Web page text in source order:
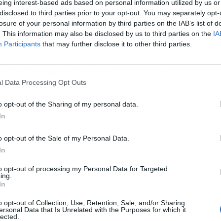
interest-based ads based on personal information utilized by us
to third parties prior to your opt-out. You may separately
of your personal information by third parties on the IAB’s list of
This information may also be disclosed by us to third parties on the
Participants that may further disclose it to other third parties.
Data Processing Opt Outs
opt-out of the Sharing of my personal data.
opt-out of the Sale of my Personal Data.
opt-out of processing my Personal Data for Targeted
opt-out of Collection, Use, Retention, Sale, and/or Sharing
Data that Is Unrelated with the Purposes for which it
York, Los Ángeles, Londres o París,Nathy
las artistas más influyentes y vanguardistas de
la cantante también se presentará en México y
presencia escénica arrolladora que la ha
Cada una de sus actuaciones es un
vocal, donde conviven el rap, la salsa, el
etiquetas.
aún más su propuesta artística,
el cine de gánsters y referentes
Reconocido con tres Latin GRAMMYs
vez que una artista femenina se alza con este
- este álbum ha sido aplaudido como uno de